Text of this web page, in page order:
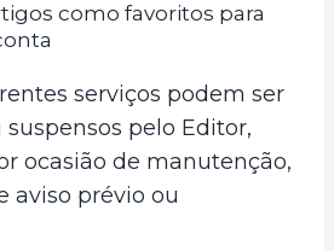
como favoritos para
serviços podem ser
pelo Editor,
ocasião de manutenção,
aviso prévio ou